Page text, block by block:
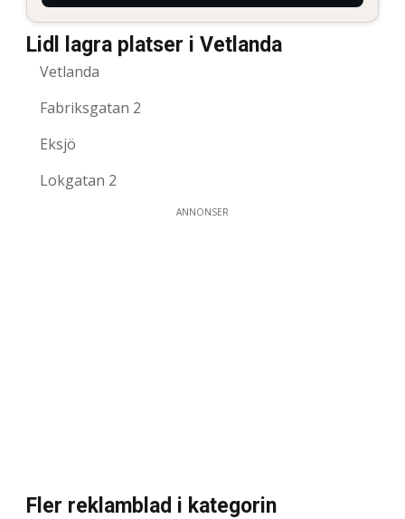
Lidl lagra platser i Vetlanda
Vetlanda
Fabriksgatan 2
Eksjö
Lokgatan 2
ANNONSER
Fler reklamblad i kategorin